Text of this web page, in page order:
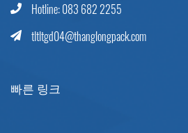
Hotline: 083 682 2255
tltltgd04@thanglongpack.com
빠른 링크